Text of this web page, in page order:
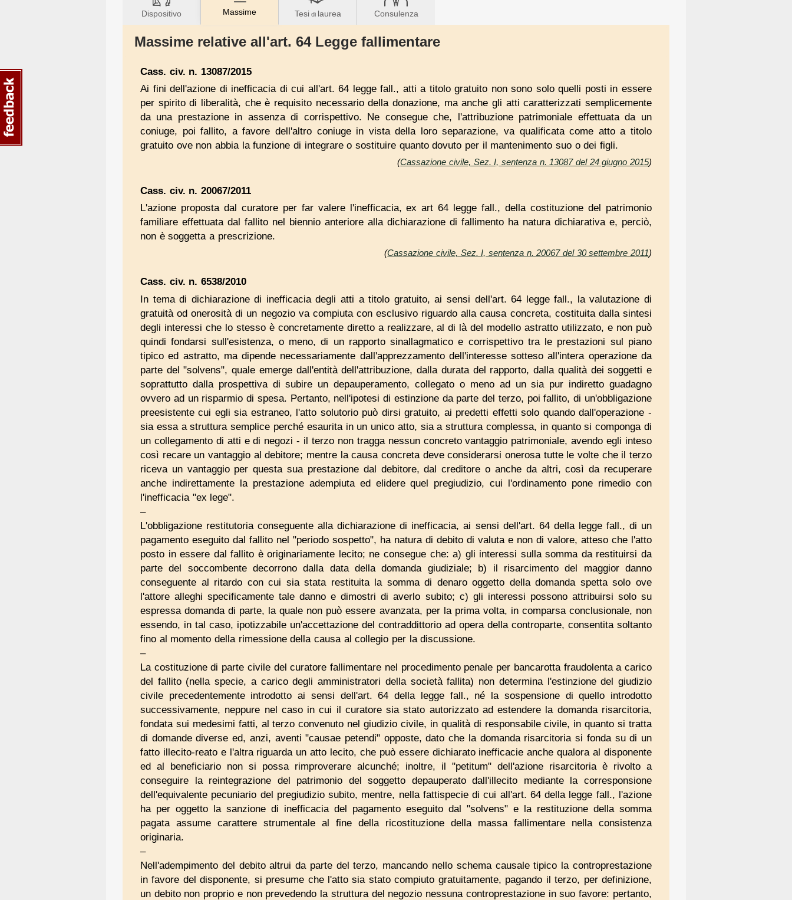
Dispositivo Massime Tesidi laurea Consulenza
Massime relative all'art. 64 Legge fallimentare
Cass. civ. n. 13087/2015
Ai fini dell'azione di inefficacia di cui all'art. 64 legge fall., atti a titolo gratuito non sono solo quelli posti in essere
per spirito di liberalità, che è requisito necessario della donazione, ma anche gli atti caratterizzati semplicemente
da una prestazione in assenza di corrispettivo. Ne consegue che, l'attribuzione patrimoniale effettuata da un
coniuge, poi fallito, a favore dell'altro coniuge in vista della loro separazione, va qualificata come atto a titolo
gratuito ove non abbia la funzione di integrare o sostituire quanto dovuto per il mantenimento suo o dei figli.
(Cassazione civile, Sez. I, sentenza n. 13087 del 24 giugno 2015)
Cass. civ. n. 20067/2011
L'azione proposta dal curatore per far valere l'inefficacia, ex art 64 legge fall., della costituzione del patrimonio
familiare effettuata dal fallito nel biennio anteriore alla dichiarazione di fallimento ha natura dichiarativa e, perciò,
non è soggetta a prescrizione.
(Cassazione civile, Sez. I, sentenza n. 20067 del 30 settembre 2011)
Cass. civ. n. 6538/2010
In tema di dichiarazione di inefficacia degli atti a titolo gratuito, ai sensi dell'art. 64 legge fall., la valutazione di
gratuità od onerosità di un negozio va compiuta con esclusivo riguardo alla causa concreta, costituita dalla sintesi
degli interessi che lo stesso è concretamente diretto a realizzare, al di là del modello astratto utilizzato, e non può
quindi fondarsi sull'esistenza, o meno, di un rapporto sinallagmatico e corrispettivo tra le prestazioni sul piano
tipico ed astratto, ma dipende necessariamente dall'apprezzamento dell'interesse sotteso all'intera operazione da
parte del "solvens", quale emerge dall'entità dell'attribuzione, dalla durata del rapporto, dalla qualità dei soggetti e
soprattutto dalla prospettiva di subire un depauperamento, collegato o meno ad un sia pur indiretto guadagno
ovvero ad un risparmio di spesa. Pertanto, nell'ipotesi di estinzione da parte del terzo, poi fallito, di un'obbligazione
preesistente cui egli sia estraneo, l'atto solutorio può dirsi gratuito, ai predetti effetti solo quando dall'operazione -
sia essa a struttura semplice perché esaurita in un unico atto, sia a struttura complessa, in quanto si componga di
un collegamento di atti e di negozi - il terzo non tragga nessun concreto vantaggio patrimoniale, avendo egli inteso
così recare un vantaggio al debitore; mentre la causa concreta deve considerarsi onerosa tutte le volte che il terzo
riceva un vantaggio per questa sua prestazione dal debitore, dal creditore o anche da altri, così da recuperare
anche indirettamente la prestazione adempiuta ed elidere quel pregiudizio, cui l'ordinamento pone rimedio con
l'inefficacia "ex lege".
–
L'obbligazione restitutoria conseguente alla dichiarazione di inefficacia, ai sensi dell'art. 64 della legge fall., di un
pagamento eseguito dal fallito nel "periodo sospetto", ha natura di debito di valuta e non di valore, atteso che l'atto
posto in essere dal fallito è originariamente lecito; ne consegue che: a) gli interessi sulla somma da restituirsi da
parte del soccombente decorrono dalla data della domanda giudiziale; b) il risarcimento del maggior danno
conseguente al ritardo con cui sia stata restituita la somma di denaro oggetto della domanda spetta solo ove
l'attore alleghi specificamente tale danno e dimostri di averlo subito; c) gli interessi possono attribuirsi solo su
espressa domanda di parte, la quale non può essere avanzata, per la prima volta, in comparsa conclusionale, non
essendo, in tal caso, ipotizzabile un'accettazione del contraddittorio ad opera della controparte, consentita soltanto
fino al momento della rimessione della causa al collegio per la discussione.
–
La costituzione di parte civile del curatore fallimentare nel procedimento penale per bancarotta fraudolenta a carico
del fallito (nella specie, a carico degli amministratori della società fallita) non determina l'estinzione del giudizio
civile precedentemente introdotto ai sensi dell'art. 64 della legge fall., né la sospensione di quello introdotto
successivamente, neppure nel caso in cui il curatore sia stato autorizzato ad estendere la domanda risarcitoria,
fondata sui medesimi fatti, al terzo convenuto nel giudizio civile, in qualità di responsabile civile, in quanto si tratta
di domande diverse ed, anzi, aventi "causae petendi" opposte, dato che la domanda risarcitoria si fonda su di un
fatto illecito-reato e l'altra riguarda un atto lecito, che può essere dichiarato inefficacie anche qualora al disponente
ed al beneficiario non si possa rimproverare alcunché; inoltre, il "petitum" dell'azione risarcitoria è rivolto a
conseguire la reintegrazione del patrimonio del soggetto depauperato dall'illecito mediante la corresponsione
dell'equivalente pecuniario del pregiudizio subito, mentre, nella fattispecie di cui all'art. 64 della legge fall., l'azione
ha per oggetto la sanzione di inefficacia del pagamento eseguito dal "solvens" e la restituzione della somma
pagata assume carattere strumentale al fine della ricostituzione della massa fallimentare nella consistenza
originaria.
–
Nell'adempimento del debito altrui da parte del terzo, mancando nello schema causale tipico la controprestazione
in favore del disponente, si presume che l'atto sia stato compiuto gratuitamente, pagando il terzo, per definizione,
un debito non proprio e non prevedendo la struttura del negozio nessuna controprestazione in suo favore: pertanto,